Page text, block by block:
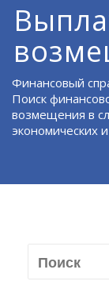
Финансовый
Поиск
возмещения в
экономических